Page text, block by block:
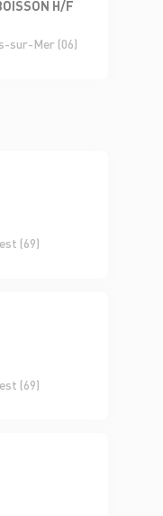
H/F
sur-Mer (06)
(69)
(69)